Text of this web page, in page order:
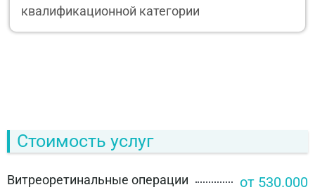
квалификационной категории
Стоимость услуг
Витреоретинальные операции от 530.000